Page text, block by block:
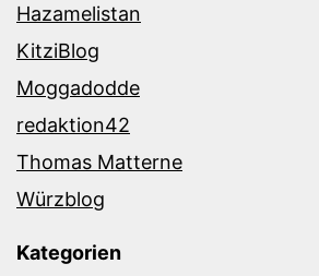
Hazamelistan
KitziBlog
Moggadodde
redaktion42
Thomas Matterne
Würzblog
Kategorien